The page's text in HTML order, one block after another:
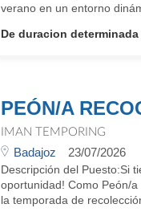
verano en un entorno
De duracion determinada
PEÓN/A
IMAN TEMPORING
Badajoz 23/07/2026
Descripción del Puesto:Si
oportunidad! Como Peón/
la temporada de